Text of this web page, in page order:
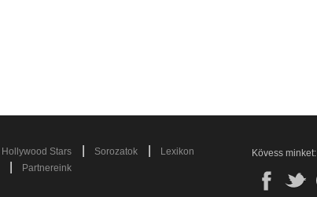
Hollywood Stars Sorozatok
Lexikon
Partnereink
Kövess minket: